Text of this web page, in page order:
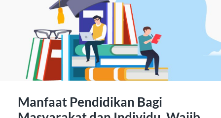
Manfaat Pendidikan Bagi